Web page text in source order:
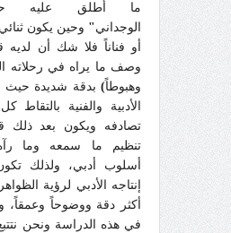
ما أطلق عليه
الوجداني" وحين يكون
أو فناناً فلا شك أن لديه
وصف ما يراه في رحلاته
وهبوطاً) بدقة شديدة
الأدبية والفنية بالتقاط
تصادفه ويكون بعد ذلك
تنظيم ما سمعه وما
أسلوب أدبي، ولذلك
إنتاجه الأدبي لرؤية
أكثر دقة ووضوحاً وعمقاً،
في هذه الدراسة ونحن